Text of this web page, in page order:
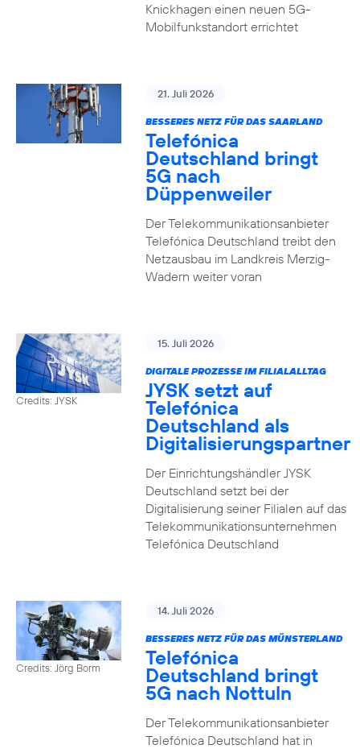
Knickhagen einen neuen 5G-
Mobilfunkstandort errichtet
21. Juli 2026
BESSERES NETZ FÜR DAS SAARLAND
Telefónica
Deutschland bringt
5G nach
Düppenweiler
Der Telekommunikationsanbieter
Telefónica Deutschland treibt den
Netzausbau im Landkreis Merzig-
Wadern weiter voran
Credits: JYSK
15. Juli 2026
DIGITALE PROZESSE IM FILIALALLTAG
JYSK setzt auf
Telefónica
Deutschland als
Digitalisierungspartner
Der Einrichtungshändler JYSK
Deutschland setzt bei der
Digitalisierung seiner Filialen auf das
Telekommunikationsunternehmen
Telefónica Deutschland
Credits: Jörg Borm
14. Juli 2026
BESSERES NETZ FÜR DAS MÜNSTERLAND
Telefónica
Deutschland bringt
5G nach Nottuln
Der Telekommunikationsanbieter
Telefónica Deutschland hat in